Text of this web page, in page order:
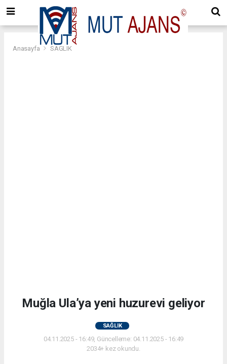
Anasayfa SAĞLIK
​​​​​​​Muğla Ula’ya yeni huzurevi geliyor
SAĞLIK
04.11.2025 - 16:49, Güncelleme: 04.11.2025 - 16:49
2034+ kez okundu.